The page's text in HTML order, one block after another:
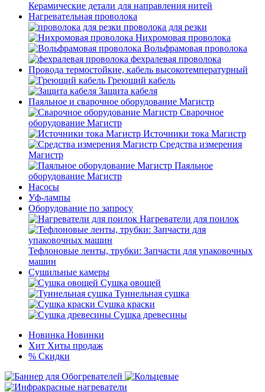
Керамические детали для направления нитей
Нагревательная проволока
проволока для резки
Нихромовая проволока
Вольфрамовая проволока
фехралевая проволока
Провода термостойкие, кабель высокотемпературный
Греющий кабель
Защита кабеля
Паяльное и сварочное оборудование Магистр
Сварочное
оборудование Магистр
Источники тока Магистр
Средства измерения
Магистр
Паяльное
оборудование Магистр
Насосы
Уф-лампы
Оборудование по запросу
Нагреватели для поилок
Тефлоновые ленты, трубки: Запчасти для упаковочных
машин
Сушильные камеры
Сушка овощей
Туннельная сушка
Сушка краски
Сушка древесины
Новинка Новинки
Хит Хиты продаж
% Скидки